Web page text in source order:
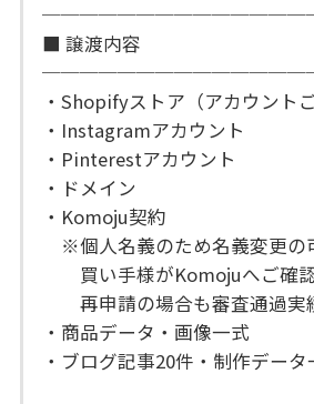
■ 譲渡内容
・Shopifyストア（アカウントご
・Instagramアカウント
・Pinterestアカウント
・ドメイン
・Komoju契約
※個人名義のため名義変更の
買い手様がKomojuへご確認
再申請の場合も審査通過実
・商品データ・画像一式
・ブログ記事20件・制作データ